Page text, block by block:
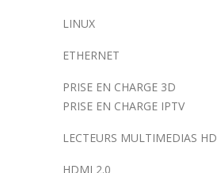
LINUX
ETHERNET
PRISE EN CHARGE 3D
PRISE EN CHARGE IPTV
LECTEURS MULTIMEDIAS HD
HDMI 2.0